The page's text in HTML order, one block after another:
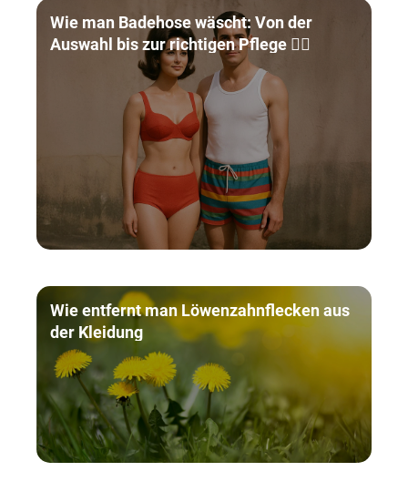
Wie man Badehose wäscht: Von der
Auswahl bis zur richtigen Pflege 🏊‍♀️
Wie entfernt man Löwenzahnflecken aus
der Kleidung